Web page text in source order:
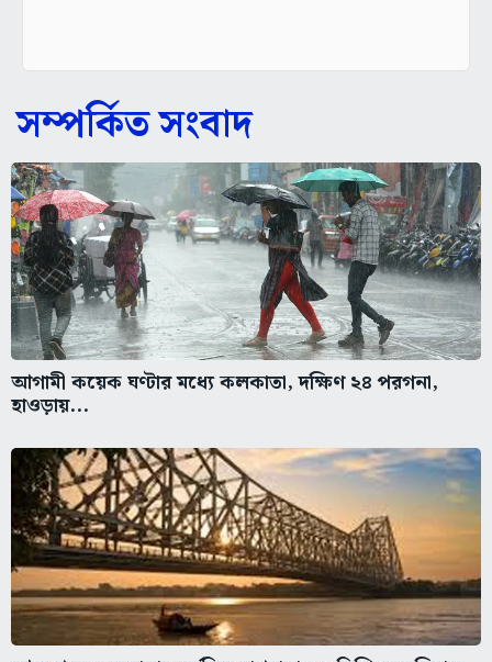
সম্পর্কিত সংবাদ
আগামী কয়েক ঘণ্টার মধ্যে কলকাতা, দক্ষিণ ২৪ পরগনা,
হাওড়ায়...